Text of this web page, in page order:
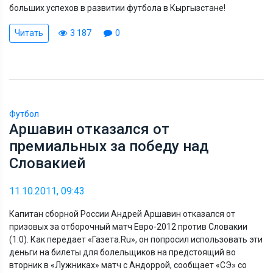
больших успехов в развитии футбола в Кыргызстане!
Читать 3 187 0
Футбол
Аршавин отказался от
премиальных за победу над
Словакией
11.10.2011, 09:43
Капитан сборной России Андрей Аршавин отказался от
призовых за отборочный матч Евро-2012 против Словакии
(1:0). Как передает «Газета.Ru», он попросил использовать эти
деньги на билеты для болельщиков на предстоящий во
вторник в «Лужниках» матч с Андоррой, сообщает «СЭ» со